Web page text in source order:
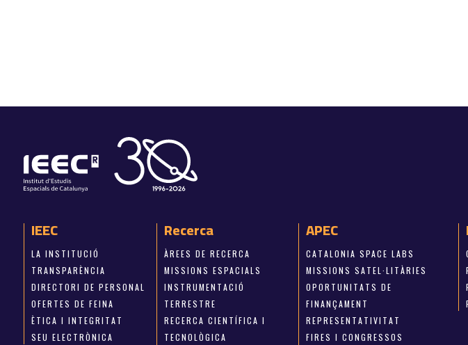
IEEC
LA INSTITUCIÓ
TRANSPARÈNCIA
DIRECTORI DE PERSONAL
OFERTES DE FEINA
ÈTICA I INTEGRITAT
SEU ELECTRÒNICA
Recerca
ÀREES DE RECERCA
MISSIONS ESPACIALS
INSTRUMENTACIÓ
TERRESTRE
RECERCA CIENTÍFICA I
TECNOLÒGICA
APEC
CATALONIA SPACE LABS
MISSIONS SATEL·LITÀRIES
OPORTUNITATS DE
FINANÇAMENT
REPRESENTATIVITAT
FIRES I CONGRESSOS